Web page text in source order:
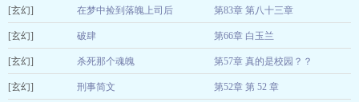
荔枝酒酿丸
[玄幻] 在梦中捡到落魄上司后 第83章 第八十三章
晗煜夙染
[玄幻] 破肆 第66章 白玉兰
绾竹睡不着
[玄幻] 杀死那个魂魄 第57章 真的是校园？？
乘飞舟
[玄幻] 刑事简文 第52章 第 52 章